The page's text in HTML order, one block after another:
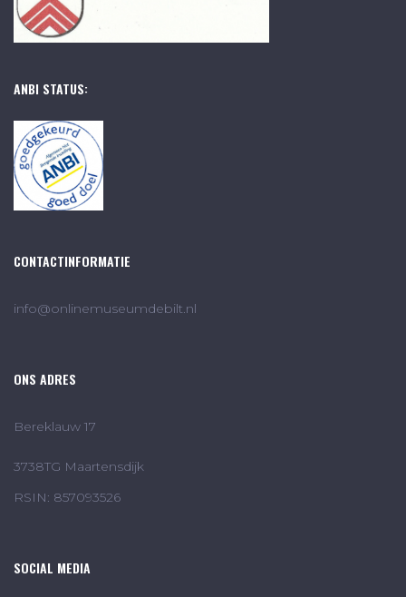
ANBI STATUS:
CONTACTINFORMATIE
info@onlinemuseumdebilt.nl
ONS ADRES
Bereklauw 17
3738TG Maartensdijk
RSIN: 857093526
SOCIAL MEDIA